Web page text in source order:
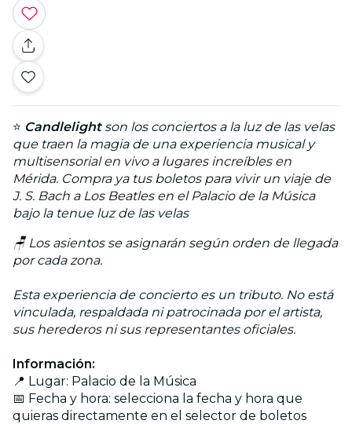
⭐ Candlelightson los conciertos a la luz de las velas
que traen la magia de una experiencia musical y
multisensorial en vivo a lugares increíbles en
Mérida. Compra ya tus boletos para vivir un viaje de
J. S. Bach a Los Beatles en el Palacio de la Música
bajo la tenue luz de las velas
🪑 Los asientos se asignarán según orden de llegada
por cada zona.
Esta experiencia de concierto es un tributo. No está
vinculada, respaldada ni patrocinada por el artista,
sus herederos ni sus representantes oficiales.
Información:
📍 Lugar: Palacio de la Música
📅 Fecha y hora: selecciona la fecha y hora que
quieras directamente en el selector de boletos